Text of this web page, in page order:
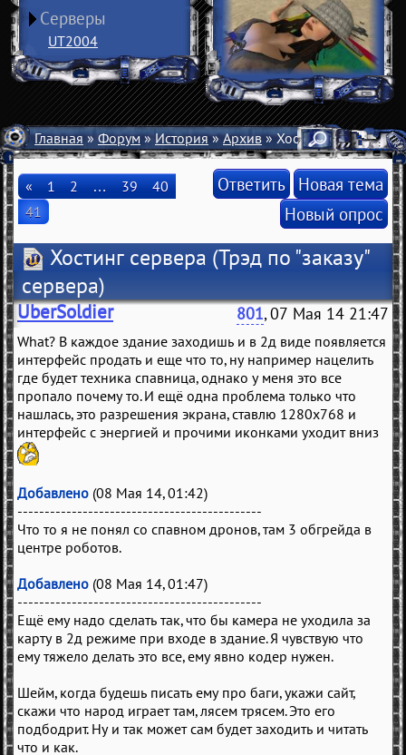
Серверы
UT2004
Главная»Форум»История»Архив» Хостинг сервера
« 1 2 … 39
40
41
Ответить Новая тема
Новый опрос
Хостинг сервера (Трэд по "заказу"
сервера)
UberSoldier 801, 07 Мая 14 21:47
What? В каждое здание заходишь и в 2д виде появляется
интерфейс продать и еще что то, ну например нацелить
где будет техника спавница, однако у меня это все
пропало почему то. И ещё одна проблема только что
нашлась, это разрешения экрана, ставлю 1280х768 и
интерфейс с энергией и прочими иконками уходит вниз
Добавлено (08 Мая 14, 01:42)
---------------------------------------------
Что то я не понял со спавном дронов, там 3 обгрейда в
центре роботов.
Добавлено (08 Мая 14, 01:47)
---------------------------------------------
Ещё ему надо сделать так, что бы камера не уходила за
карту в 2д режиме при входе в здание. Я чувствую что
ему тяжело делать это все, ему явно кодер нужен.
Шейм, когда будешь писать ему про баги, укажи сайт,
скажи что народ играет там, лясем трясем. Это его
подбодрит. Ну и так может сам будет заходить и читать
что и как.